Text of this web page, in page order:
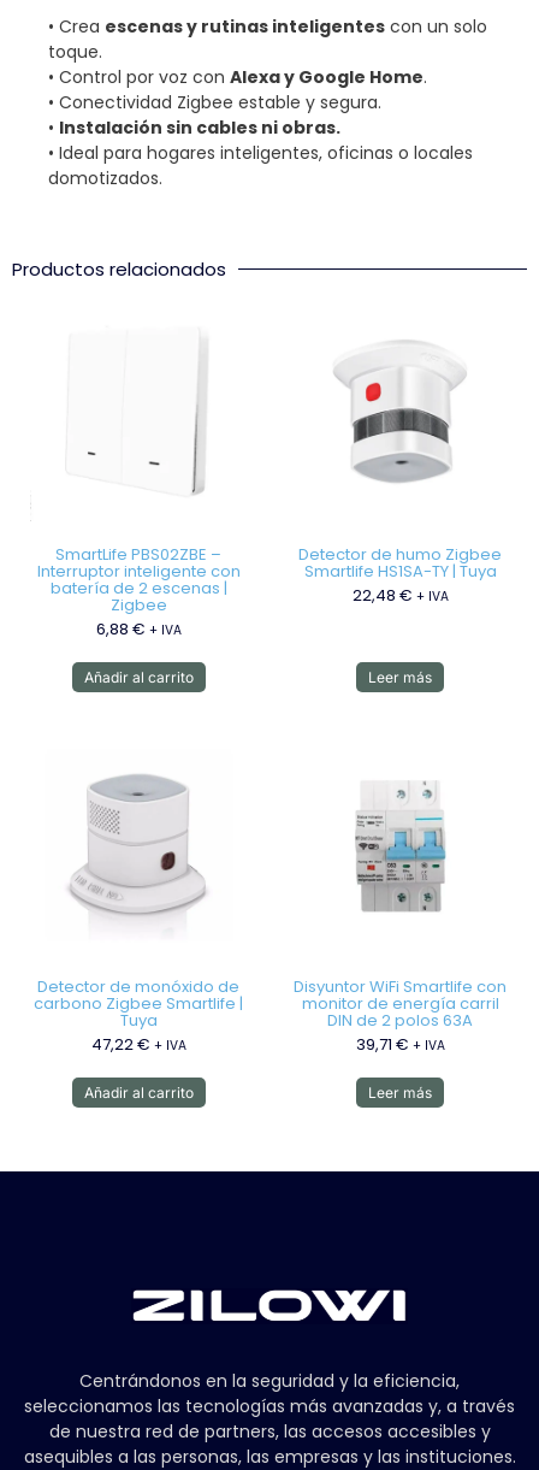
• Crea escenas y rutinas inteligentes con un solo
toque.
• Control por voz con Alexa y Google Home.
• Conectividad Zigbee estable y segura.
• Instalación sin cables ni obras.
• Ideal para hogares inteligentes, oficinas o locales
domotizados.
Productos relacionados
SmartLife PBS02ZBE –
Interruptor inteligente con
batería de 2 escenas |
Zigbee
6,88 € + IVA
Añadir al carrito
Detector de humo Zigbee
Smartlife HS1SA-TY | Tuya
22,48 € + IVA
Leer más
Detector de monóxido de
carbono Zigbee Smartlife |
Tuya
47,22€ + IVA
Añadir al carrito
Disyuntor WiFi Smartlife con
monitor de energía carril
DIN de 2 polos 63A
39,71 € + IVA
Leer más
Centrándonos en la seguridad y la eficiencia,
seleccionamos las tecnologías más avanzadas y, a través
de nuestra red de partners, las accesos accesibles y
asequibles a las personas, las empresas y las instituciones.